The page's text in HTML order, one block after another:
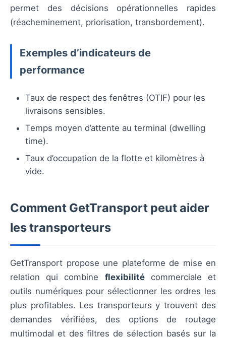
permet des décisions opérationnelles rapides
(réacheminement, priorisation, transbordement).
Exemples d’indicateurs de
performance
Taux de respect des fenêtres (OTIF) pour les
livraisons sensibles.
Temps moyen d’attente au terminal (dwelling
time).
Taux d’occupation de la flotte et kilomètres à
vide.
Comment GetTransport peut aider
les transporteurs
GetTransport propose une plateforme de mise en
relation qui combine flexibilitécommerciale et
outils numériques pour sélectionner les ordres les
plus profitables. Les transporteurs y trouvent des
demandes vérifiées, des options de routage
multimodal et des filtres de sélection basés sur la